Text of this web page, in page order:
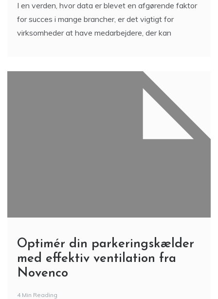
I en verden, hvor data er blevet en afgørende faktor
for succes i mange brancher, er det vigtigt for
virksomheder at have medarbejdere, der kan
Optimér din parkeringskælder
med effektiv ventilation fra
Novenco
4 Min Reading